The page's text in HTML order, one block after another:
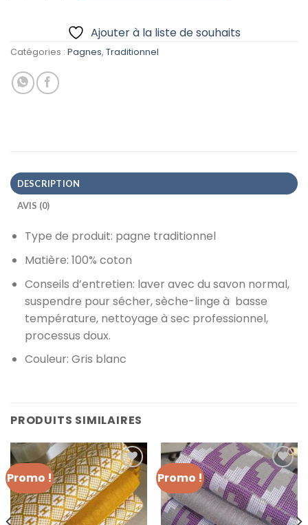
Ajouter à la liste de souhaits
Catégories : Pagnes, Traditionnel
DESCRIPTION
AVIS (0)
Type de produit: pagne traditionnel
Matière: 100% coton
Conseils d’entretien: laver avec du savon normal,
suspendre pour sécher, sèche-linge à basse
température, nettoyage à sec professionnel,
processus doux.
Couleur: Gris blanc
PRODUITS SIMILAIRES
Promo !
Ajouter à
la liste
de
Promo !
Ajouter à
la liste
de